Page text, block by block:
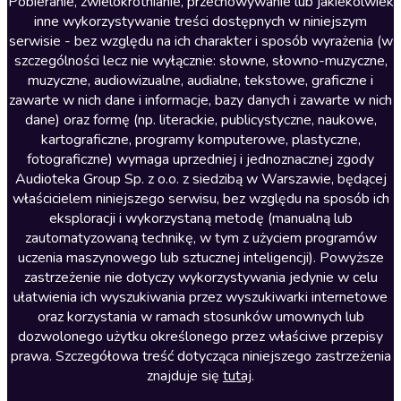
Literatura faktu
Literatura obyczajowa
Literatura piękna obca
Literatura piękna polska
Nagrania relaksacyjne
Nauka języków
Nauki humanistyczne
Podcasty i audycje
Polityka
Prasa
Religia
Romans
inne wykorzystywanie treści dostępnych w niniejszym
serwisie - bez względu na ich charakter i sposób wyrażenia (w
szczególności lecz nie wyłącznie: słowne, słowno-muzyczne,
muzyczne, audiowizualne, audialne, tekstowe, graficzne i
zawarte w nich dane i informacje, bazy danych i zawarte w nich
dane) oraz formę (np. literackie, publicystyczne, naukowe,
kartograficzne, programy komputerowe, plastyczne,
fotograficzne) wymaga uprzedniej i jednoznacznej zgody
Audioteka Group Sp. z o.o. z siedzibą w Warszawie, będącej
właścicielem niniejszego serwisu, bez względu na sposób ich
eksploracji i wykorzystaną metodę (manualną lub
zautomatyzowaną technikę, w tym z użyciem programów
uczenia maszynowego lub sztucznej inteligencji). Powyższe
zastrzeżenie nie dotyczy wykorzystywania jedynie w celu
ułatwienia ich wyszukiwania przez wyszukiwarki internetowe
oraz korzystania w ramach stosunków umownych lub
dozwolonego użytku określonego przez właściwe przepisy
prawa. Szczegółowa treść dotycząca niniejszego zastrzeżenia
znajduje się tutaj.